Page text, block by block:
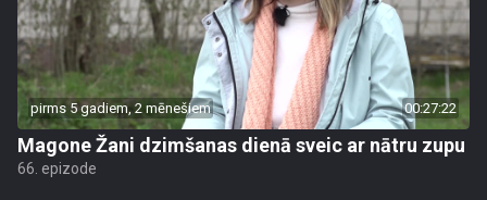
pirms 5 gadiem, 2 mēnešiem 00:27:22
Magone Žani dzimšanas dienā sveic ar nātru zupu
66. epizode